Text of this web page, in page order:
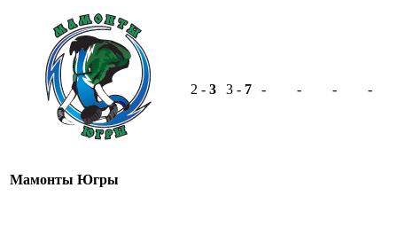
Мамонты Югры
2 - 3 3 - 7 - - - -